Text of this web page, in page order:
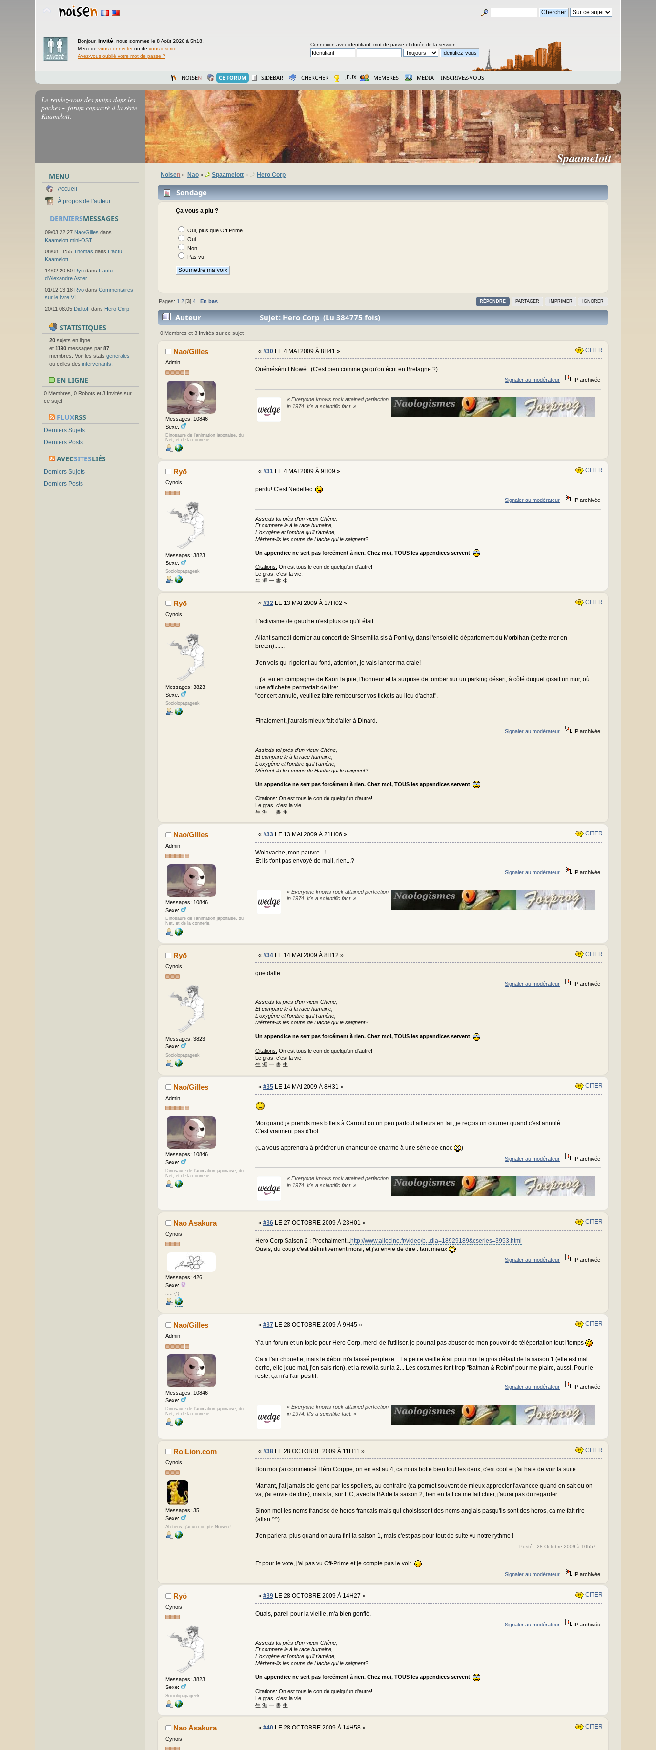
Bonjour, Invité nous sommes le 8 Août 2026 à 5h18.
Merci de vous connecterou de vous inscrire
Avez-vous oublié votre mot de passe ?
Connexion avec identifiant, mot de passe et durée de la session
NOISEN CE FORUM SIDEBAR CHERCHER JEUX MEMBRES MEDIA INSCRIVEZ-VOUS
Le rendez-vous des mains dans les
poches ~ forum consacré à la série
Kaamelott.
MENU
Accueil
À propos de l'auteur
DERNIERSMESSAGES
09/03 22:27 Nao/Gilles dans
Kaamelott mini-OST
08/08 11:55 Thomas dans L'actu
Kaamelott
14/02 20:50 Ryō dans L'actu
d'Alexandre Astier
01/12 13:18 Ryō dans Commentaires
sur le livre VI
20/11 08:05 Diditoff dans Hero Corp
STATISTIQUES
20 sujets en ligne,
et 1190 messages par 87
membres. Voir les stats générales
ou celles des intervenants
EN LIGNE
0 Membres, 0 Robots et 3 Invités sur
ce sujet
FLUXRSS
Derniers Sujets
Derniers Posts
AVECSITESLIÉS
Derniers Sujets
Derniers Posts
Spaamelott
Noisen » Nao» Spaamelott» Hero Corp
Sondage
Ça vous a plu ?
Oui, plus que Off Prime
Oui
Non
Pas vu
RÉPONDRE PARTAGER IMPRIMER IGNORER
Pages: 1 2 [3]4 En bas
Auteur Sujet: Hero Corp (Lu 384775 fois)
0 Membres et 3 Invités sur ce sujet
Nao/Gilles
Admin
Messages: 10846
Sexe:
Dinosaure de l'animation japonaise, du
Net, et de la connerie.
« #30LE 4 MAI 2009 À 8H41 » CITER
Ouémésénul Nowël. (C'est bien comme ça qu'on écrit en Bretagne ?)
Signaler au modérateur IP archivée
« Everyone knows rock attained perfection
in 1974. It's a scientific fact. »
Ryō
Cynois
Messages: 3823
Sexe:
Sociolopapageek
« #31LE 4 MAI 2009 À 9H09 » CITER
perdu! C'est Nedellec
Signaler au modérateur IP archivée
Assieds toi près d'un vieux Chêne,
Et compare le à la race humaine,
L'oxygène et l'ombre qu'il t'amène,
Méritent-ils les coups de Hache qui le saignent?
Un appendice ne sert pas forcément à rien. Chez moi, TOUS les appendices servent
Citations: On est tous le con de quelqu'un d'autre!
Le gras, c'est la vie.
生 涯 一 書 生
Ryō
Cynois
Messages: 3823
Sexe:
Sociolopapageek
« #32LE 13 MAI 2009 À 17H02 » CITER
L'activisme de gauche n'est plus ce qu'il était:
Allant samedi dernier au concert de Sinsemilia sis à Pontivy, dans l'ensoleillé département du Morbihan (petite mer en
breton).......
J'en vois qui rigolent au fond, attention, je vais lancer ma craie!
...j'ai eu en compagnie de Kaori la joie, l'honneur et la surprise de tomber sur un parking désert, à côté duquel gisait un mur, où
une affichette permettait de lire:
"concert annulé, veuillez faire rembourser vos tickets au lieu d'achat".
Finalement, j'aurais mieux fait d'aller à Dinard.
Signaler au modérateur IP archivée
Assieds toi près d'un vieux Chêne,
Et compare le à la race humaine,
L'oxygène et l'ombre qu'il t'amène,
Méritent-ils les coups de Hache qui le saignent?
Un appendice ne sert pas forcément à rien. Chez moi, TOUS les appendices servent
Citations: On est tous le con de quelqu'un d'autre!
Le gras, c'est la vie.
生 涯 一 書 生
Nao/Gilles
Admin
Messages: 10846
Sexe:
Dinosaure de l'animation japonaise, du
Net, et de la connerie.
« #33LE 13 MAI 2009 À 21H06 » CITER
Wolavache, mon pauvre...!
Et ils t'ont pas envoyé de mail, rien...?
Signaler au modérateur IP archivée
« Everyone knows rock attained perfection
in 1974. It's a scientific fact. »
Ryō
Cynois
Messages: 3823
Sexe:
Sociolopapageek
« #34LE 14 MAI 2009 À 8H12 » CITER
que dalle.
Signaler au modérateur IP archivée
Assieds toi près d'un vieux Chêne,
Et compare le à la race humaine,
L'oxygène et l'ombre qu'il t'amène,
Méritent-ils les coups de Hache qui le saignent?
Un appendice ne sert pas forcément à rien. Chez moi, TOUS les appendices servent
Citations: On est tous le con de quelqu'un d'autre!
Le gras, c'est la vie.
生 涯 一 書 生
Nao/Gilles
Admin
Messages: 10846
Sexe:
Dinosaure de l'animation japonaise, du
Net, et de la connerie.
« #35LE 14 MAI 2009 À 8H31 » CITER
Moi quand je prends mes billets à Carrouf ou un peu partout ailleurs en fait, je reçois un courrier quand c'est annulé.
C'est vraiment pas d'bol.
(Ca vous apprendra à préférer un chanteur de charme à une série de choc )
Signaler au modérateur IP archivée
« Everyone knows rock attained perfection
in 1974. It's a scientific fact. »
Nao Asakura
Cynois
Messages: 426
Sexe:
..... {*}
« #36LE 27 OCTOBRE 2009 À 23H01 » CITER
Hero Corp Saison 2 : Prochaiment...http://www.allocine.fr/video/p...dia=18929189&cseries=3953.html
Ouais, du coup c'est définitivement moisi, et j'ai envie de dire : tant mieux
Signaler au modérateur IP archivée
Nao/Gilles
Admin
Messages: 10846
Sexe:
Dinosaure de l'animation japonaise, du
Net, et de la connerie.
« #37LE 28 OCTOBRE 2009 À 9H45 » CITER
Y'a un forum et un topic pour Hero Corp, merci de l'utiliser, je pourrai pas abuser de mon pouvoir de téléportation tout l'temps
Ca a l'air chouette, mais le début m'a laissé perplexe... La petite vieille était pour moi le gros défaut de la saison 1 (elle est mal
écrite, elle joue mal, j'en sais rien), et la revoilà sur la 2... Les costumes font trop "Batman & Robin" pour me plaire, aussi. Pour le
reste, ça m'a l'air positif.
Signaler au modérateur IP archivée
« Everyone knows rock attained perfection
in 1974. It's a scientific fact. »
RoiLion.com
Cynois
Messages: 35
Sexe:
Ah tiens, j'ai un compte Noisen !
« #38LE 28 OCTOBRE 2009 À 11H11 » CITER
Bon moi j'ai commencé Héro Corppe, on en est au 4, ca nous botte bien tout les deux, c'est cool et j'ai hate de voir la suite.
Marrant, j'ai jamais ete gene par les spoilers, au contraire (ca permet souvent de mieux apprecier l'avancee quand on sait ou on
va, j'ai envie de dire), mais la, sur HC, avec la BA de la saison 2, ben en fait ca me fait chier, j'aurai pas du regarder.
Sinon moi les noms francise de heros francais mais qui choisissent des noms anglais pasqu'ils sont des heros, ca me fait rire
(allan ^^)
J'en parlerai plus quand on aura fini la saison 1, mais c'est pas pour tout de suite vu notre rythme !
Posté : 28 Octobre 2009 à 10h57
Et pour le vote, j'ai pas vu Off-Prime et je compte pas le voir
Signaler au modérateur IP archivée
Ryō
Cynois
Messages: 3823
Sexe:
Sociolopapageek
« #39LE 28 OCTOBRE 2009 À 14H27 » CITER
Ouais, pareil pour la vieille, m'a bien gonflé.
Signaler au modérateur IP archivée
Assieds toi près d'un vieux Chêne,
Et compare le à la race humaine,
L'oxygène et l'ombre qu'il t'amène,
Méritent-ils les coups de Hache qui le saignent?
Un appendice ne sert pas forcément à rien. Chez moi, TOUS les appendices servent
Citations: On est tous le con de quelqu'un d'autre!
Le gras, c'est la vie.
生 涯 一 書 生
Nao Asakura
Cynois
« #40LE 28 OCTOBRE 2009 À 14H58 » CITER